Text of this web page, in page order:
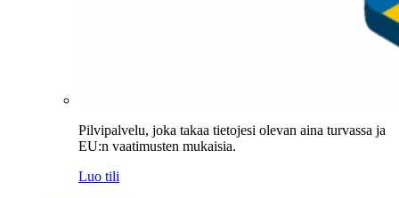
Pilvipalvelu, joka takaa tietojesi olevan aina turvassa ja
EU:n vaatimusten mukaisia.
Luo tili